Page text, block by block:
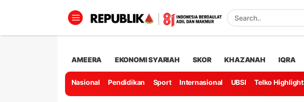
AMEERA EKONOMI SYARIAH SKOR KHAZANAH IQRA
Nasional Pendidikan Sport Internasional UBSI Telko Highlight